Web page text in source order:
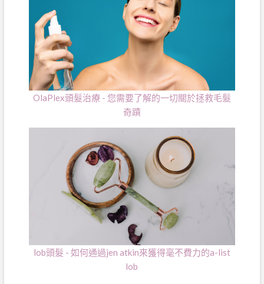
OlaPlex頭髮治療 - 您需要了解的一切關於拯救毛髮
奇蹟
lob頭髮 - 如何通過jen atkin來獲得毫不費力的a-list
lob